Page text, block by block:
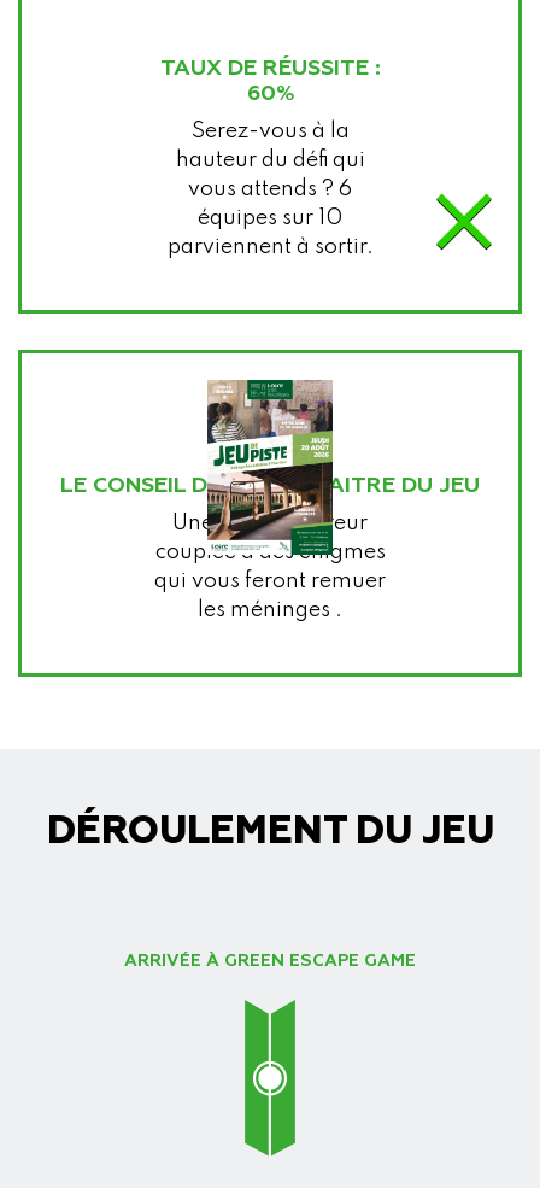
TAUX DE RÉUSSITE :
60%
Serez-vous à la
hauteur du défi qui
vous attends ? 6
équipes sur 10
parviennent à sortir.
LE CONSEIL DE VOTRE MAITRE DU JEU
Une dose d'horreur
couplée à des énigmes
qui vous feront remuer
les méninges .
DÉROULEMENT DU JEU
ARRIVÉE À GREEN ESCAPE GAME
×